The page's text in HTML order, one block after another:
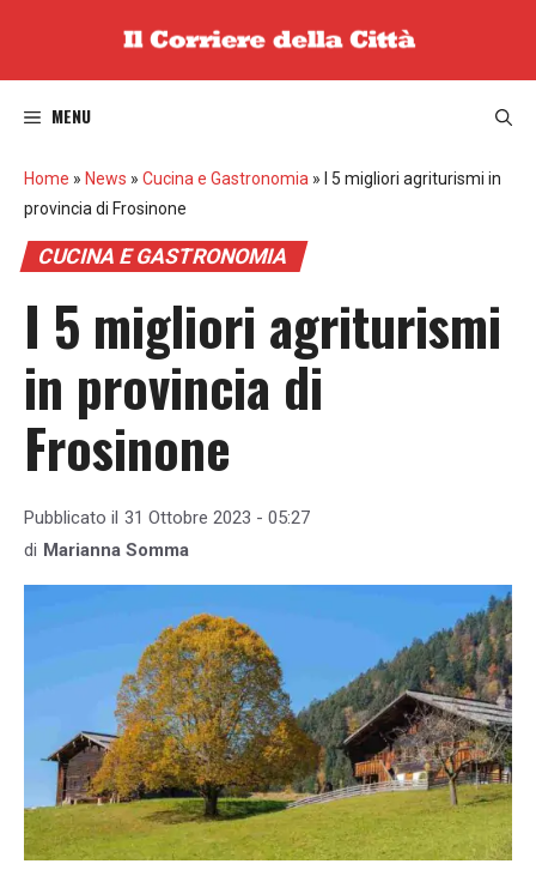
MENU
Home » News » Cucina e Gastronomia »
I 5 migliori agriturismi in
provincia di Frosinone
CUCINA E GASTRONOMIA
I 5 migliori agriturismi
in provincia di
Frosinone
Pubblicato il 31 Ottobre 2023 - 05:27
di Marianna Somma